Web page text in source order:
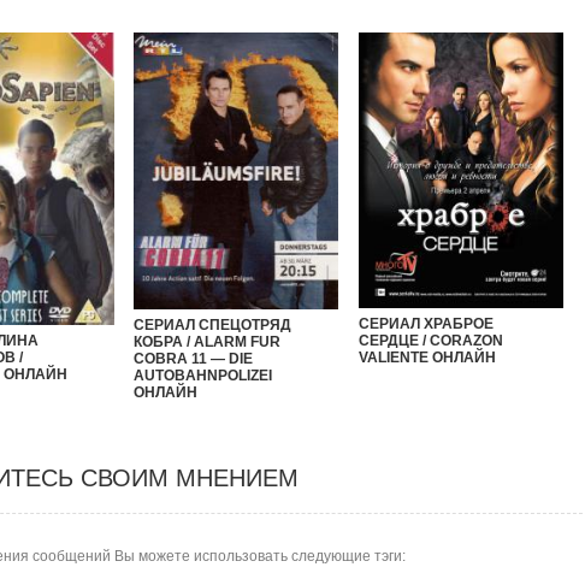
/
ОНЛАЙН
СЕРИАЛ СПЕЦОТРЯД
КОБРА / ALARM FUR
COBRA 11 — DIE
AUTOBAHNPOLIZEI
ОНЛАЙН
СЕРИАЛ ХРАБРОЕ
СЕРДЦЕ / CORAZON
VALIENTE ОНЛАЙН
СВОИМ МНЕНИЕМ
сообщений Вы можете использовать следующие тэги: